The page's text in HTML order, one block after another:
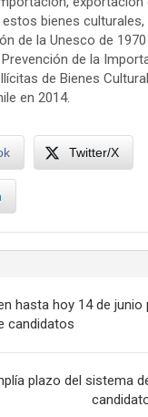
estos bienes
de la Unesco de
de la
de Bienes
en 2014.
Twitter/X
hasta hoy 14 de junio
candidatos
plazo del sistema